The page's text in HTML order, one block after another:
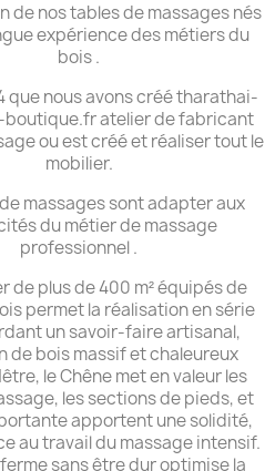
de nos tables de massages nés
expérience des métiers du
bois .
que nous avons créé tharathai-
boutique.fr atelier de fabricant
ou est créé et réaliser tout le
mobilier.
massages sont adapter aux
du métier de massage
professionnel .
de plus de 400 m² équipés de
permet la réalisation en série
un savoir-faire artisanal,
de bois massif et chaleureux
le Chêne met en valeur les
les sections de pieds, et
apportent une solidité,
au travail du massage intensif.
sans être dur optimise la